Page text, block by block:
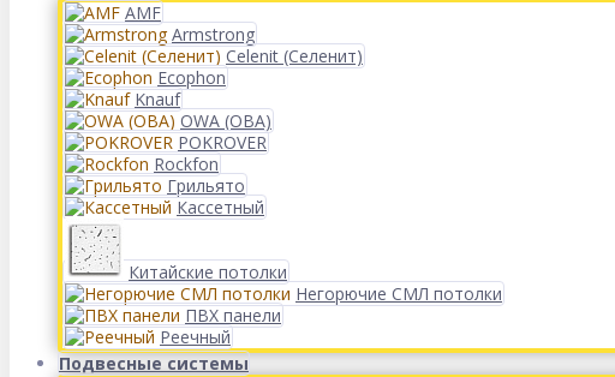
AMF
Armstrong
Celenit (Селенит)
Ecophon
Knauf
OWA (ОВА)
POKROVER
Rockfon
Грильято
Кассетный
Китайские потолки
Негорючие СМЛ потолки
ПВХ панели
Реечный
Подвесные системы